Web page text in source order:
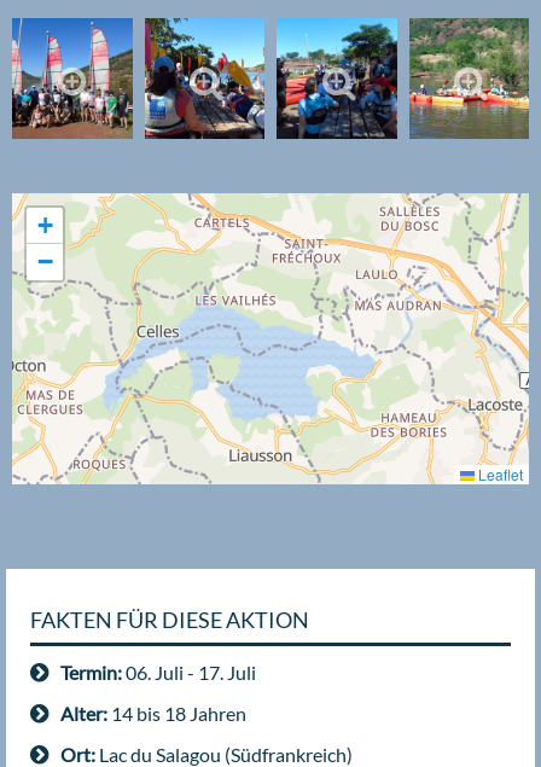
+
−
Leaflet
FAKTEN FÜR DIESE AKTION
Termin:06. Juli - 17. Juli
Alter: 14 bis 18 Jahren
Ort: Lac du Salagou (Südfrankreich)